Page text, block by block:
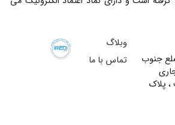
جنوب
، پلاک
وبلاگ
تماس با ما